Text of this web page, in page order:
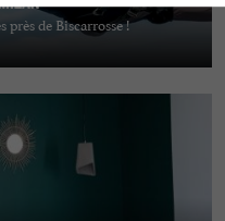
près de Biscarrosse !